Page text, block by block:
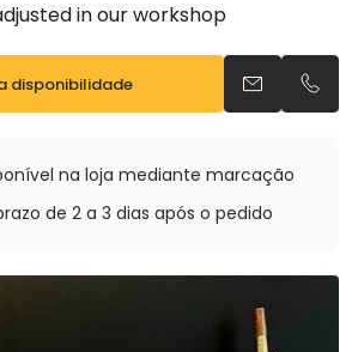
in our workshop
disponibilidade Envia um e-
na loja mediante marcação
de 2 a 3 dias após o pedido